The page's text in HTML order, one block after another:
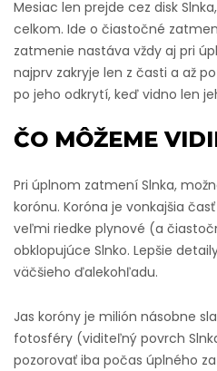
Mesiac len prejde cez disk
celkom. Ide o čiastočné
zatmenie nastáva vždy aj pri
najprv zakryje len z časti a až
po jeho odkrytí, keď vidno len
ČO MÔŽEME
Pri úplnom zatmení Slnka,
korónu. Koróna je vonkajšia
veľmi riedke plynové (a
obklopujúce Slnko. Lepšie
väčšieho ďalekohľadu.
Jas koróny je milión násobne
fotosféry (viditeľný povrch
pozorovať iba počas úplného